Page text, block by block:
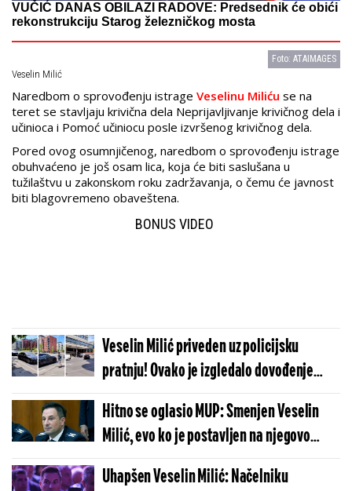
Foto: ATAIMAGES
VUČIĆ DANAS OBILAZI RADOVE: Predsednik će obići
rekonstrukciju Starog železničkog mosta
Veselin Milić
Naredbom o sprovođenju istrage Veselinu Miliću se na
teret se stavljaju krivična dela Neprijavljivanje krivičnog dela i
učinioca i Pomoć učiniocu posle izvršenog krivičnog dela.
Pored ovog osumnjičenog, naredbom o sprovođenju istrage
obuhvaćeno je još osam lica, koja će biti saslušana u
tužilaštvu u zakonskom roku zadržavanja, o čemu će javnost
biti blagovremeno obaveštena.
BONUS VIDEO
Veselin Milić priveden uz policijsku
pratnju! Ovako je izgledalo dovođenje
bivšeg načelnika policije u VJT! (VIDEO)
Hitno se oglasio MUP: Smenjen Veselin
Milić, evo ko je postavljen na njegovo
mesto
Uhapšen Veselin Milić: Načelniku